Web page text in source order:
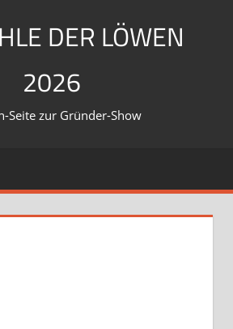
DER LÖWEN
2026
Seite zur Gründer-Show